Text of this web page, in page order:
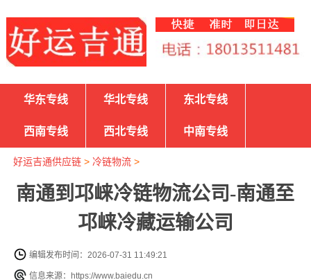
华东专线 华北专线 东北专线
西南专线 西北专线 中南专线
好运吉通供应链> 冷链物流>
南通到邛崃冷链物流公司-南通至
邛崃冷藏运输公司
编辑发布时间：2026-07-31 11:49:21
信息来源：https://www.baiedu.cn